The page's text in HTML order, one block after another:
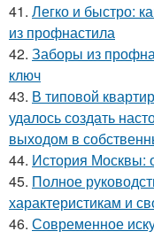
41. Легко и быстро:
из профнастила
42. Заборы из
ключ
43. В типовой
удалось создать
выходом в
44. История Москвы:
45. Полное
характеристикам и
46. Современное